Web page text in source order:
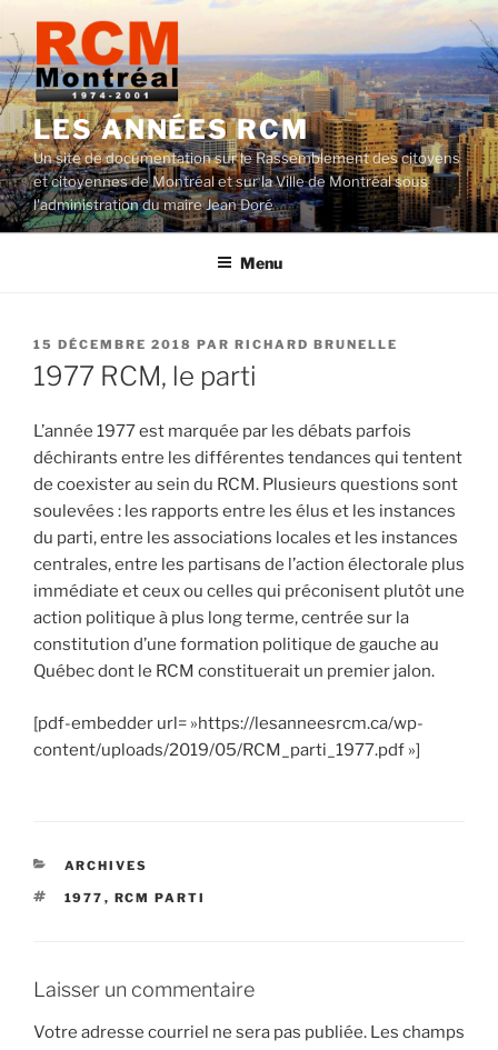
au
contenu
LES ANNÉES RCM
Un site de documentation sur le Rassemblement des citoyens
et citoyennes de Montréal et sur la Ville de Montréal sous
l'administration du maire Jean Doré
Menu
PUBLIÉ
LE
15 DÉCEMBRE 2018 PAR RICHARD BRUNELLE
1977 RCM, le parti
L’année 1977 est marquée par les débats parfois
déchirants entre les différentes tendances qui tentent
de coexister au sein du RCM. Plusieurs questions sont
soulevées : les rapports entre les élus et les instances
du parti, entre les associations locales et les instances
centrales, entre les partisans de l’action électorale plus
immédiate et ceux ou celles qui préconisent plutôt une
action politique à plus long terme, centrée sur la
constitution d’une formation politique de gauche au
Québecdont le RCM constituerait un premier jalon.
[pdf-embedder url= »https://lesanneesrcm.ca/wp-
content/uploads/2019/05/RCM_parti_1977.pdf »]
CATÉGORIES
ARCHIVES
ÉTIQUETTES
1977 , RCM PARTI
Laisser un commentaire
Votre adresse courriel ne sera pas publiée. Les champs